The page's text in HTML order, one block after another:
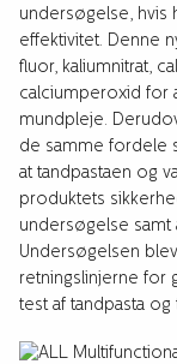
undersøgelse, hvis
effektivitet. Denne
fluor, kaliumnitrat,
calciumperoxid for
mundpleje.
de samme fordele
at tandpastaen og
produktets
undersøgelse samt
Undersøgelsen
retningslinjerne for
test af tandpasta